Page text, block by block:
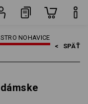
NOHAVICE
< SPÄŤ